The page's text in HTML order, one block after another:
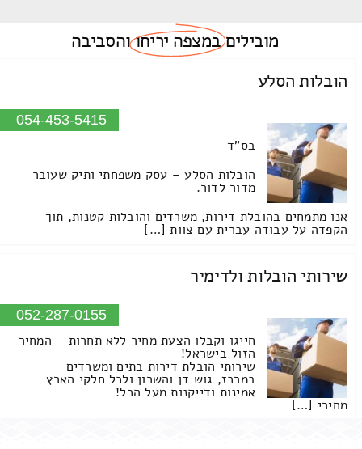
מוביליםבמצפה יריחווהסביבה
הובלות הסלע
054-453-5415
בס"ד
הובלות הסלע – עסק משפחתי ותיק שעובר
מדור לדור.
אנו מתמחים בהובלת דירות, משרדים והובלות קטנות, תוך
הקפדה על עבודה עברית עם צוות […]
שירותי הובלות ולדימיר
052-287-0155
חייגו וקבלו הצעת מחיר ללא תחרות – המחיר
הזול בישראל!
שירותי הובלת דירות בתים ומשרדים
במרכז, גוש דן והשרון ולכל חלקי הארץ
אמינות ודייקנות מעל הכל!
מחירי […]